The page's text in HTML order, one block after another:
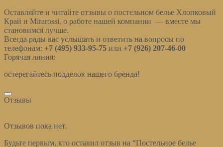
Оставляйте и читайте отзывы о постельном белье Хлопковый
Край и Mirarossi, о работе нашей компании — вместе мы
становимся лучше.
Всегда рады вас услышать и ответить на вопросы по
телефонам: +7 (495) 933-95-75 или +7 (926) 207-46-00
Горячая линия:
остерегайтесь подделок нашего бренда!
Отзывы
Отзывов пока нет.
Будьте первым, кто оставил отзыв на “Постельное белье